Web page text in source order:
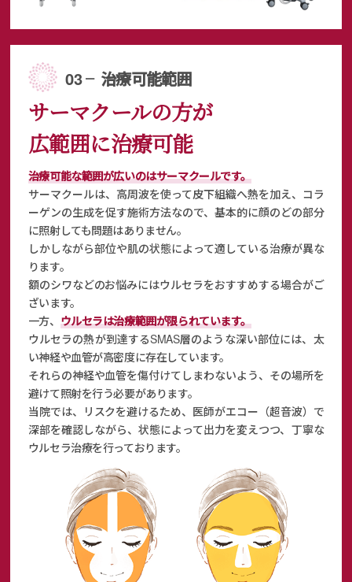
03 ╴治療可能範囲
サーマクールの方が
広範囲に治療可能
治療可能な範囲が広いのはサーマクールです。
サーマクールは、高周波を使って皮下組織へ熱を加え、コラ
ーゲンの生成を促す施術方法なので、 基本的に顔のどの部分
に照射しても問題はありません。
しかしながら部位や肌の状態によって適している治療が異な
ります。
額のシワなどのお悩みにはウルセラをおすすめする場合がご
ざいます。
一方、 ウルセラは治療範囲が限られています。
ウルセラの熱が到達するSMAS層のような深い部位には、太
い神経や血管が高密度に存在しています。
それらの神経や血管を傷付けてしまわないよう、その場所を
避けて照射を行う必要があります。
当院では、リスクを避けるため、医師がエコー（超音波）で
深部を確認しながら、状態によって出力を変えつつ、 丁寧な
ウルセラ治療を行っております。